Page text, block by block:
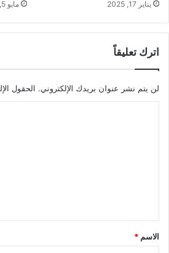
يناير 17, 2025 مايو 5, 2026
اترك تعليقاً
لن يتم نشر عنوان بريدك الإلكتروني. الحقول
ق
*
الاسم *